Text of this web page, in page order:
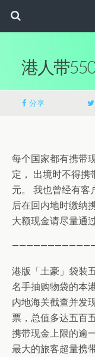
港人带
分享
每个国家都有携带
定， 出境时不得携
元。 我也曾经有客
后在回内地时缴纳
大额现金请尽量通
港版「土豪」袋装
名手抽购物袋的本
内地海关截查并发
票，总值多达五百
携带现金上限的逾
最大的旅客超量携